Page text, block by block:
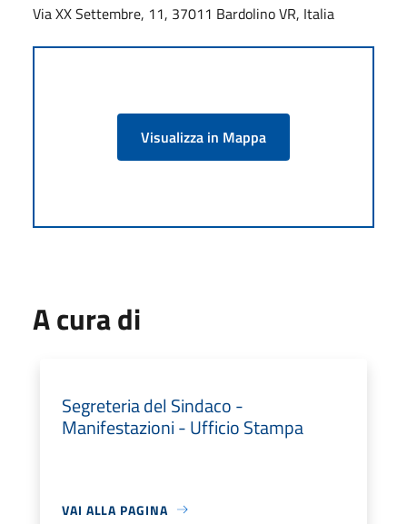
Via XX Settembre, 11, 37011 Bardolino VR, Italia
Visualizza in Mappa
A cura di
Segreteria del Sindaco -
Manifestazioni - Ufficio Stampa
VAI ALLA PAGINA